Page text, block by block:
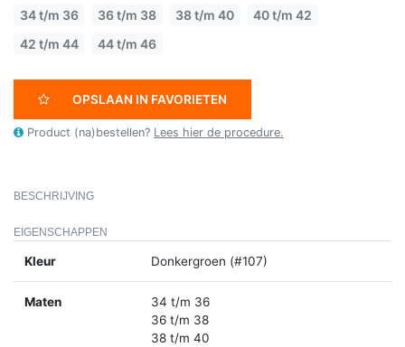
34 t/m 36 36 t/m 38 38 t/m 40
40 t/m 42
42 t/m 44
44 t/m 46
OPSLAAN IN FAVORIETEN
Product (na)bestellen? Lees hier de procedure.
BESCHRIJVING
EIGENSCHAPPEN
Kleur Donkergroen (#107)
Maten
34 t/m 36
36 t/m 38
38 t/m 40